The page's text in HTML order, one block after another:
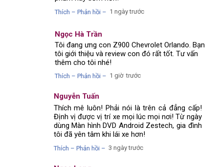
Thích – Phản hồi – 1 ngày trước
Thích – Phản hồi – 1 giờ trước
Tôi đang ưng con Z900 Chevrolet Orlando. Bạn
tôi giới thiệu và review con đó rất tốt. Tư vấn
thêm cho tôi nhé!
Ngọc Hà Trần
Thích mê luôn! Phải nói là trên cả đẳng cấp!
Định vị được vị trí xe mọi lúc mọi nơi! Từ ngày
dùng Màn hình DVD Android Zestech, gia đình
tôi đã yên tâm khi lái xe hơn!
Nguyễn Tuấn
Thích – Phản hồi – 3 ngày trước